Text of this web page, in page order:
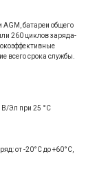
батареи общего
260 циклов заряда-
всего срока службы.
В/Эл при 25 °С
от -20°С до +60°С,